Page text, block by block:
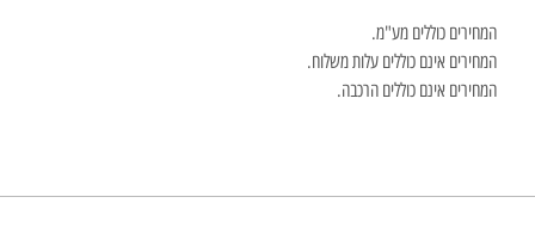
המחירים כוללים מע"מ.
המחירים אינם כוללים עלות משלוח.
המחירים אינם כוללים הרכבה.